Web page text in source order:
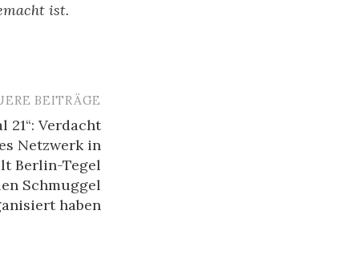
ist.
BEITRÄGE
21“: Verdacht
Netzwerk in
Berlin-Tegel
Schmuggel
haben